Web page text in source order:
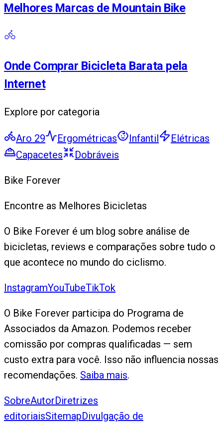
Melhores Marcas de Mountain Bike
Onde Comprar Bicicleta Barata pela
Internet
Explore por categoria
Aro 29 Ergométricas Infantil
Elétricas
Capacetes
Dobráveis
Bike Forever
Encontre as Melhores Bicicletas
O Bike Forever é um blog sobre análise de
bicicletas, reviews e comparações sobre tudo o
que acontece no mundo do ciclismo.
InstagramYouTubeTikTok
O Bike Forever participa do Programa de
Associados da Amazon. Podemos receber
comissão por compras qualificadas — sem
custo extra para você. Isso não influencia nossas
recomendações. Saiba mais.
SobreAutorDiretrizes
editoriaisSitemapDivulgação de